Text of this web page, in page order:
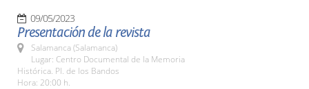
09/05/2023
Presentación de la revista
Salamanca (Salamanca)
Lugar: Centro Documental de la Memoria
Histórica. Pl. de los Bandos
Hora: 20:00 h.